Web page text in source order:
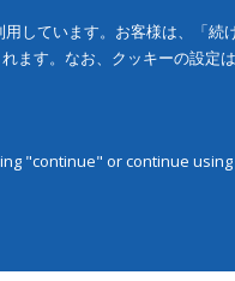
しています。お客様は、「
す。なお、クッキーの設定
"continue" or continue